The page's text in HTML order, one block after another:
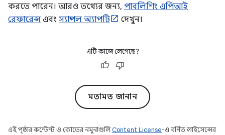
করতে পারেন। আরও তথ্যের জন্য, পাবলিশিং এপিআই
রেফারেন্স এবং স্যাম্পল অ্যাপটি দেখুন।
এটি কাজে লেগেছে?
মতামত জানান
এই পৃষ্ঠার কন্টেন্ট ও কোডের নমুনাগুলিContent License-এ বর্ণিত লাইসেন্সের